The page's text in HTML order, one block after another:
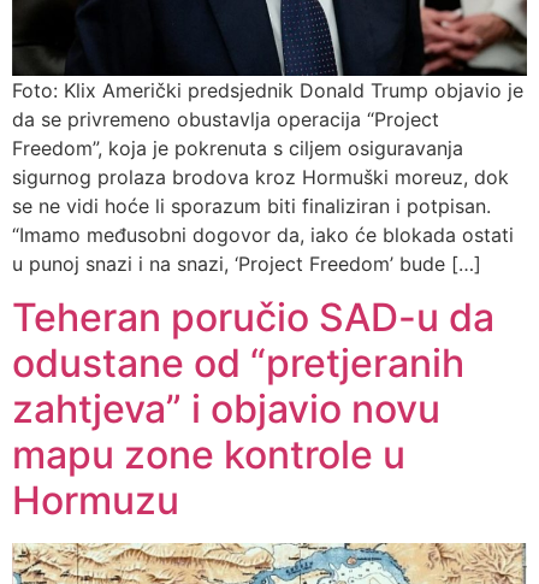
Foto: Klix Američki predsjednik Donald Trump objavio je
da se privremeno obustavlja operacija “Project
Freedom”, koja je pokrenuta s ciljem osiguravanja
sigurnog prolaza brodova kroz Hormuški moreuz, dok
se ne vidi hoće li sporazum biti finaliziran i potpisan.
“Imamo međusobni dogovor da, iako će blokada ostati
u punoj snazi i na snazi, ‘Project Freedom’ bude […]
Teheran poručio SAD-u da
odustane od “pretjeranih
zahtjeva” i objavio novu
mapu zone kontrole u
Hormuzu